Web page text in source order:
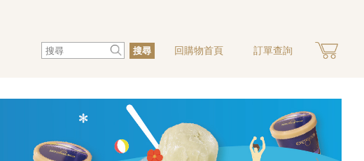
搜尋 回購物首頁 訂單查詢